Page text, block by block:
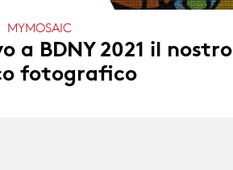
MYMOSAIC
a BDNY 2021 il nostro
fotografico